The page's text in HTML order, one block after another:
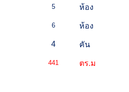
5 ห้อง
6 ห้อง
4 คัน
441 ตร.ม